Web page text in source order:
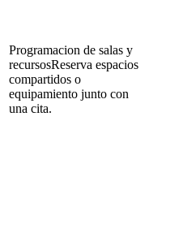
Programacion de salas y
recursosReserva espacios
compartidos o
equipamiento junto con
una cita.